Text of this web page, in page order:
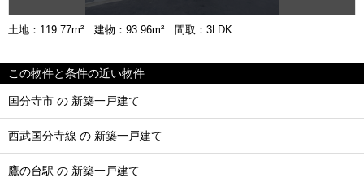
土地：119.77m² 建物：93.96m² 間取：3LDK
この物件と条件の近い物件
国分寺市 の 新築一戸建て
西武国分寺線 の 新築一戸建て
鷹の台駅 の 新築一戸建て